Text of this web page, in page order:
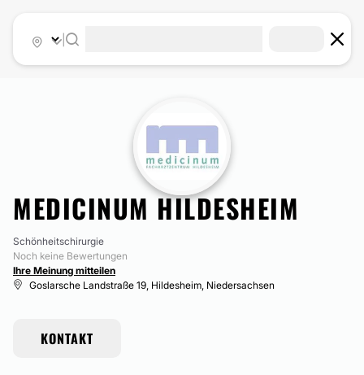
MEDICINUM HILDESHEIM
Schönheitschirurgie
Noch keine Bewertungen
Ihre Meinung mitteilen
Goslarsche Landstraße 19, Hildesheim, Niedersachsen
KONTAKT